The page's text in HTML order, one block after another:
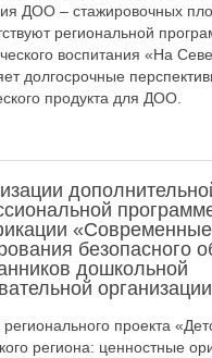
ДОО – стажировочных
региональной
воспитания «На
долгосрочные
продукта для ДОО.
«Современные
безопасного
дошкольной
проекта
региона: ценностные